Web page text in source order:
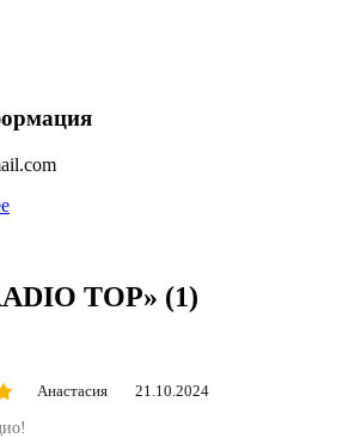
TOP» (1)
Анастасия 21.10.2024